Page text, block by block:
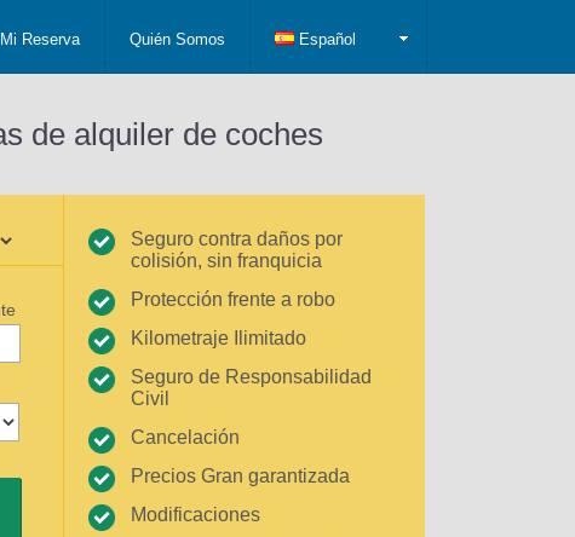
Mi Reserva Quién Somos Español
de alquiler de coches
Seguro contra daños por
colisión, sin franquicia
Protección frente a robo
Kilometraje Ilimitado
Seguro de Responsabilidad
Civil
Cancelación
Precios Gran garantizada
Modificaciones